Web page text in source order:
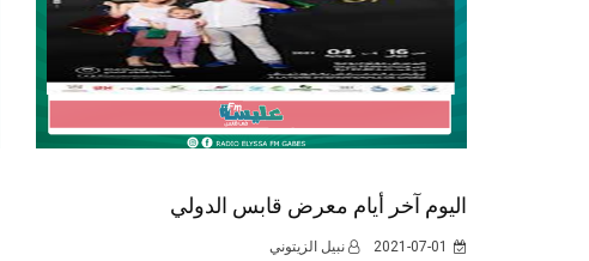
اليوم آخر أيام معرض قابس الدولي
2021-07-01 نبيل الزيتوني